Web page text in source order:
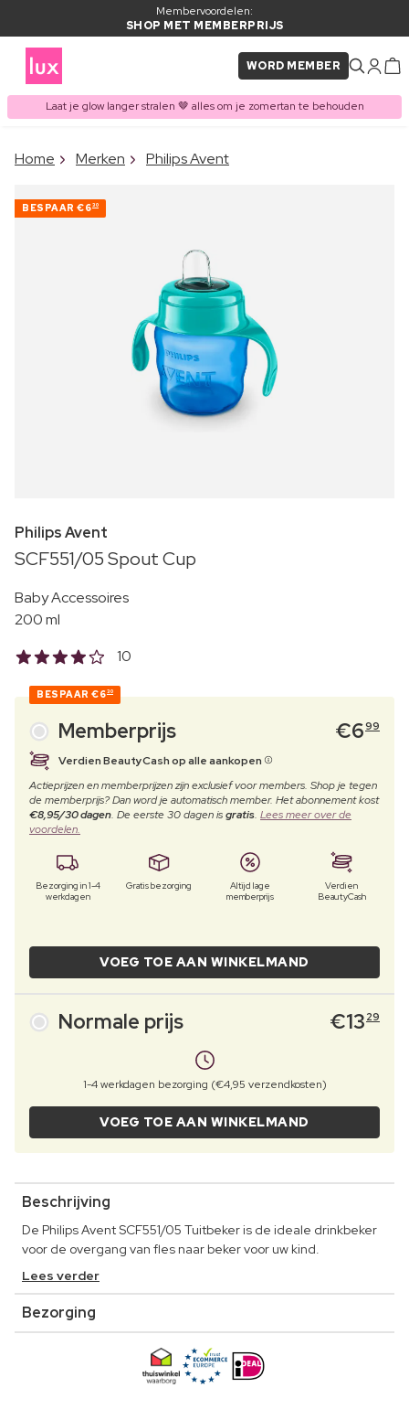
Membervoordelen:
SHOP MET MEMBERPRIJS
WORD MEMBER
Laat je glow langer stralen 🤎 alles om je zomertan te behouden
ITEM TOEGEVOEGD AAN
Vaak samen gekocht met
Home Merken Philips Avent
BESPAAR €630
Philips Avent
SCF551/05 Spout Cup
Baby Accessoires
200 ml
10
BESPAAR €630
Memberprijs €699
Verdien BeautyCash op alle aankopen
Actieprijzen en memberprijzen zijn exclusief voor members. Shop je tegen
de memberprijs? Dan word je automatisch member. Het abonnement kost
€8,95/30 dagen. De eerste 30 dagen isgratis. Lees meer over de
voordelen.
Bezorging in 1-4
werkdagen
Gratis bezorging
Altijd lage
memberprijs
Verdien
BeautyCash
VOEG TOE AAN WINKELMAND
Normale prijs €13 29
1-4 werkdagen bezorging (€4,95 verzendkosten)
VOEG TOE AAN WINKELMAND
Beschrijving
De Philips Avent SCF551/05 Tuitbeker is de ideale drinkbeker
voor de overgang van fles naar beker voor uw kind.
Lees verder
Bezorging